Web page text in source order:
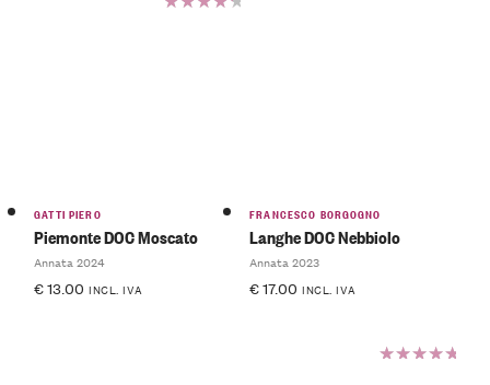
GATTI PIERO
Piemonte DOC Moscato
Annata 2024
€13.00 INCL. IVA
FRANCESCO BORGOGNO
Langhe DOC Nebbiolo
Annata 2023
€17.00 INCL. IVA